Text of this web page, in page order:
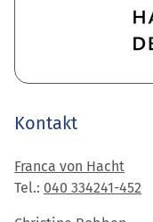
Kontakt
Franca von Hacht
Tel.: 040 334241-452